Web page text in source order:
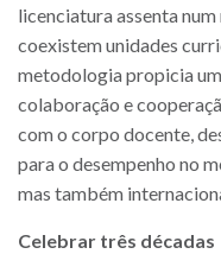
licenciatura assenta
coexistem unidades
metodologia propicia
colaboração e
com o corpo docente,
para o desempenho no
mas também
Celebrar três décadas